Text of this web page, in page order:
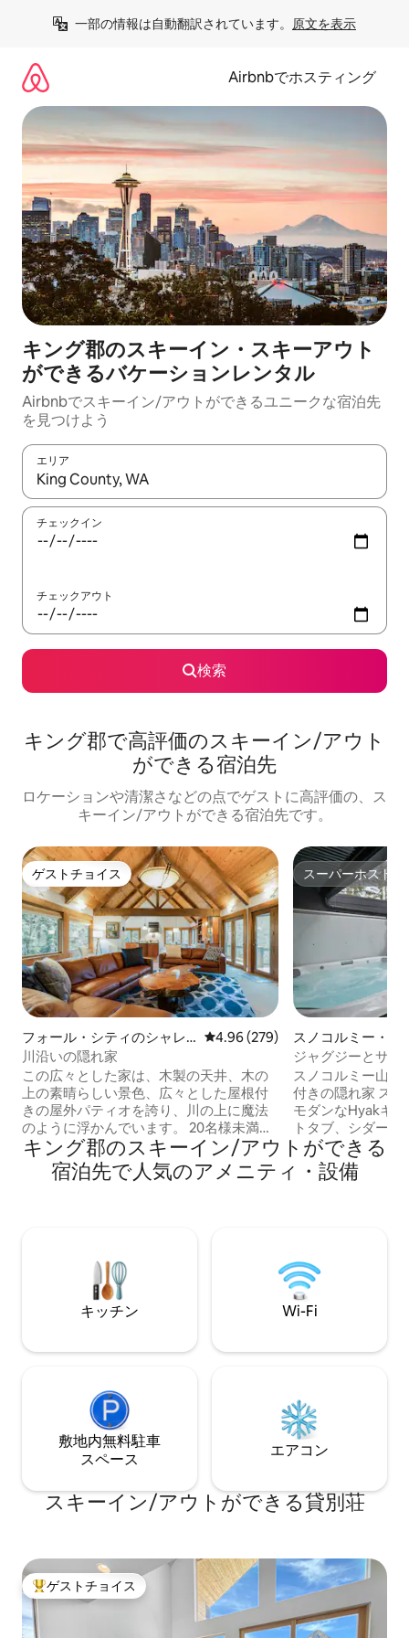
一部の情報は自動翻訳されています。 原文を表示
Airbnbでホスティング
キング郡のスキーイン・スキーアウト
ができるバケーションレンタル
Airbnbでスキーイン/アウトができるユニークな宿泊先
を見つけよう
エリア
検索結果が表示されたら、上下の矢印キーを使って移動するか
チェックイン
チェックアウト
検索
キング郡で高評価のスキーイン/アウト
ができる宿泊先
ロケーションや清潔さなどの点でゲストに高評価の、ス
キーイン/アウトができる宿泊先です。
ゲストチョイス
ゲストチョイス
フォール・シティのシャレ
ー
レビュー279件、5つ星中4.96つ
4.96 (279)
川沿いの隠れ家
この広々とした家は、木製の天井、木の
上の素晴らしい景色、広々とした屋根付
きの屋外パティオを誇り、川の上に魔法
のように浮かんでいます。 20名様未満の
小規模ウェディングのパッケージは、ご
要望に応じて追加料金でご利用いただけ
ます。 <b>ご希望の日程が空いていない
ド・ダウンタウン・コテージ＆スイート|
ノースベンド（2～10名様）
airbnb.com/rooms/41909520 <b>リバー
ズエッジリトリートの詳細</b> ~~~~~~~
広々としたリビングスペース • 屋外暖炉
フィートのデッキ • 500フィートの川岸 •
川沿いにファイヤーピットを備えた広い
専用ラウンジエリア ~~~~~~~~~~ エンタ
ーテイメント ~~~~~~~~~ •9フィートの
ビリヤード台***下記の注を参照*** • ダー
共有スペースにケーブルテレビ（合計6
台、50～65インチ） •HBO、
Mbpsのダウンロード速度のワイヤレスイ
ンターネット •舗装されたバスケットボー
ルハーフコート • NES & Super NESクラシ
ックエディション • DVD/ブルーレイプレ
ーヤー ***注-ビリヤードルームには外に
スーパーホスト
スーパーホスト
スノコルミー・パ
ス
ジャグジーとサ
ンテンライフを満
スノコルミー山道
付きの隠れ家 スノコルミー峠にあるこの
モダンなHyakキ
トタブ、シダー
が備わっています
ー場のサミット、
年間を通じて楽
空間の完璧なバラ
に覆われた松の木
サミットイースト
くの滝でハイキン
でくつろぎましょ
ます。 寝室情報（8名様宿泊可能） 寝室1
（メインフロア）
フルバスルーム
ッド 寝室3 • フル
サイズのソファベッド 2家族連れ
グループ、または
を燃やす暖炉 • ス
プンコンセプト
ニングルーム • 森
コニー • 本、パズル、ゲ
したキッチン • コンロ＆オーブン • 冷蔵庫
キング郡のスキーイン/アウトができる
宿泊先で人気のアメニティ・設備
キッチン Wi-Fi
敷地内無料駐⁠車
ス⁠ペ⁠ー⁠ス
エアコン
スキーイン/アウトができる貸別荘
大好評のゲストチョイスです。
ゲストチョイス